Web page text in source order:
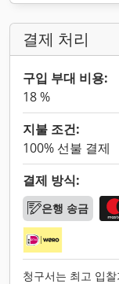
결제 처리
구입 부대 비용:
18 %
지불 조건:
100% 선불 결제
결제 방식:
은행 송금
청구서는 최고 입